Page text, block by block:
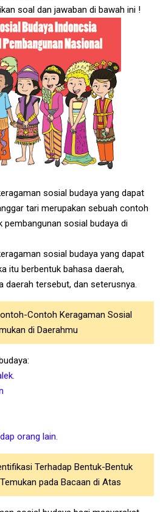
soal dan jawaban di bawah ini !
sosial budaya yang dapat
tari merupakan sebuah contoh
sosial budaya di
sosial budaya yang dapat
itu berbentuk bahasa daerah,
daerah tersebut, dan seterusnya.
Contoh Keragaman Sosial
di Daerahmu
orang lain.
Terhadap Bentuk-Bentuk
pada Bacaan di Atas